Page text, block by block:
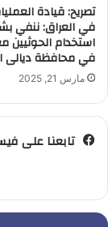
تصريح: قيادة
في العراق: ننفي
استخدام الحوثيين
في محافظة ديالى
مارس 21, 2025
تابعنا على